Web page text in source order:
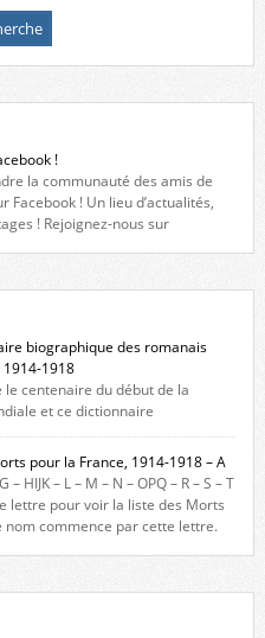
!
la communauté des amis de
Facebook ! Un lieu d’actualités,
! Rejoignez-nous sur
biographique des romanais
1918
le centenaire du début de la
et ce dictionnaire
romanais Morts pour la
recherche historique est
commémoratives de
et du lycée Triboulet, […]
pour la France, 1914-1918 – A
– HIJK – L – M – N – OPQ – R – S – T
lettre pour voir la liste des Morts
nom commence par cette lettre.